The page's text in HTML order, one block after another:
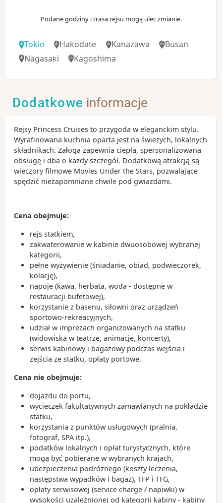
Podane godziny i trasa rejsu mogą ulec zmianie.
Tokio Hakodate Kanazawa
Busan
Nagasaki
Kagoshima
Dodatkowe informacje
Rejsy Princess Cruises to przygoda w eleganckim stylu.
Wyrafinowana kuchnia oparta jest na świeżych, lokalnych
składnikach. Załoga zapewnia ciepłą, spersonalizowana
obsługę i dba o każdy szczegół. Dodatkową atrakcją są
wieczory filmowe Movies Under the Stars, pozwalające
spędzić niezapomniane chwile pod gwiazdami.
Cena obejmuje:
rejs statkiem,
zakwaterowanie w kabinie dwuosobowej wybranej
kategorii,
pełne wyżywienie (śniadanie, obiad, podwieczorek,
kolację),
napoje (kawa, herbata, woda - dostępne w
restauracji bufetowej),
korzystanie z basenu, siłowni oraz urządzeń
sportowo-rekreacyjnych,
udział w imprezach organizowanych na statku
(widowiska w teatrze, animacje, koncerty),
serwis kabinowy i bagażowy podczas wejścia i
zejścia ze statku, opłaty portowe.
Cena nie obejmuje:
dojazdu do portu,
wycieczek fakultatywnych zamawianych na pokładzie
statku,
korzystania z punktów usługowych (pralnia,
fotograf, SPA itp.),
podatków lokalnych i opłat turystycznych, które
mogą być pobierane w wybranych krajach,
ubezpieczenia podróżnego (koszty leczenia,
następstwa wypadków i bagaż), TFP i TFG,
opłaty serwisowej (service charge / napiwki) w
wysokości uzależnionej od kategorii kabiny - kabiny